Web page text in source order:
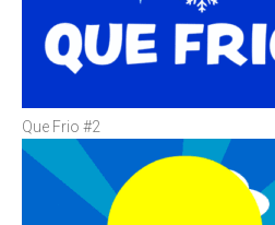
Que Frio #2